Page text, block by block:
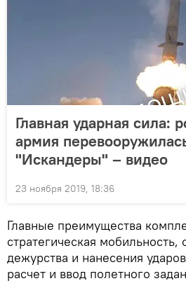
Главная ударная сила:
армия
"Искандеры" – видео
23 ноября 2019, 18:36
Главные преимущества
стратегическая мобильность,
дежурства и нанесения
расчет и ввод полетного